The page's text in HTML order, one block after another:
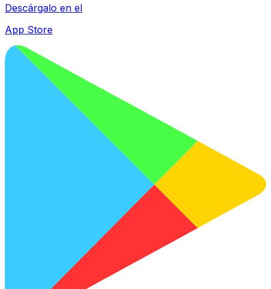
Descárgalo en el
App Store